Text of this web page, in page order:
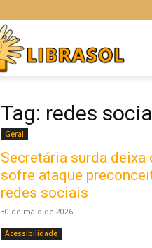
Tag: redes
Geral
Secretária surda deixa
sofre ataque
redes sociais
30 de maio de 2026
Acessibilidade